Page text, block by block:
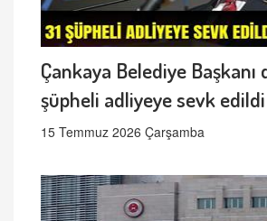
Çankaya Belediye Başkanı
şüpheli adliyeye sevk edildi
15 Temmuz 2026 Çarşamba